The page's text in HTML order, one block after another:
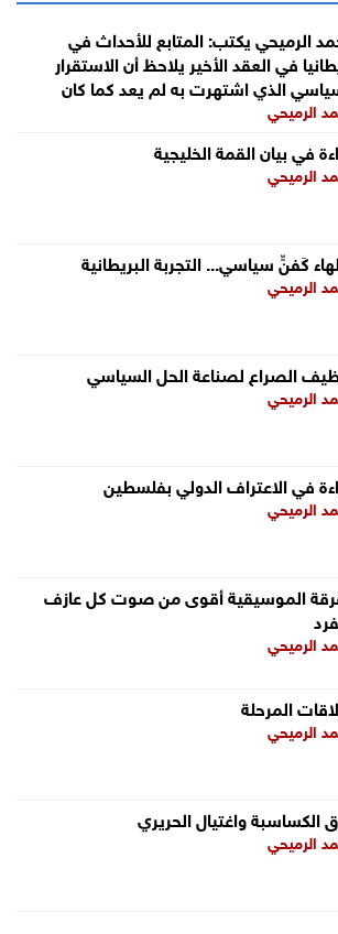
الرميحي يكتب: المتابع للأحداث في
في العقد الأخير يلاحظ أن الاستقرار
الذي اشتهرت به لم يعد كما كان
الرميحي
في بيان القمة الخليجية
الرميحي
كَفنٍّ سياسي... التجربة البريطانية
الرميحي
الصراع لصناعة الحل السياسي
الرميحي
في الاعتراف الدولي بفلسطين
الرميحي
الموسيقية أقوى من صوت كل عازف
الرميحي
المرحلة
الرميحي
الكساسبة واغتيال الحريري
الرميحي